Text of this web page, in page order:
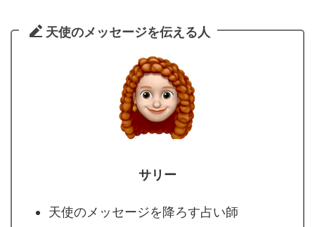
天使のメッセージを伝える人
サリー
天使のメッセージを降ろす占い師